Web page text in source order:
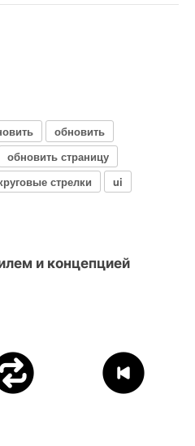
обновить
обновить страницу
стрелки
ui
и концепцией